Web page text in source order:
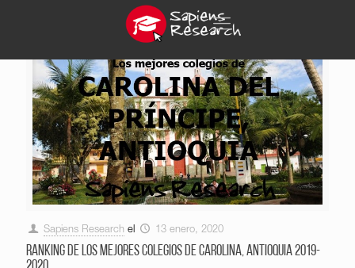
Sapiens Research el 13 enero, 2020
Ranking de los mejores colegios de Carolina, Antioquia 2019-